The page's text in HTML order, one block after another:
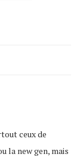
ceux de
la new gen, mais